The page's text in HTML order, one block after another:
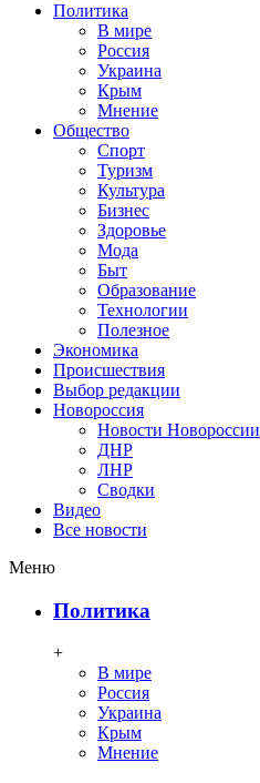
Политика
В мире
Россия
Украина
Крым
Мнение
Общество
Спорт
Туризм
Культура
Бизнес
Здоровье
Мода
Быт
Образование
Технологии
Полезное
Экономика
Происшествия
Выбор редакции
Новороссия
Новости Новороссии
ДНР
ЛНР
Сводки
Видео
Все новости
Меню
Политика
+
В мире
Россия
Украина
Крым
Мнение